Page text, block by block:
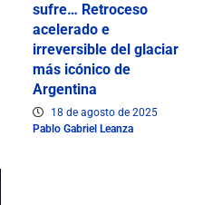
sufre… Retroceso
acelerado e
irreversible del glaciar
más icónico de
Argentina
18 de agosto de 2025
Pablo Gabriel Leanza